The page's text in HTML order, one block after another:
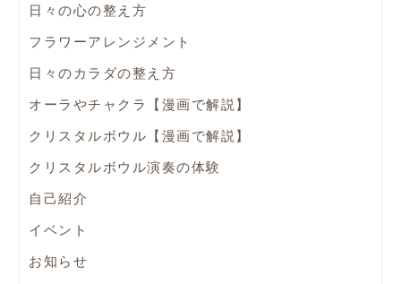
日々の心の整え方
フラワーアレンジメント
日々のカラダの整え方
オーラやチャクラ【漫画で解説】
クリスタルボウル【漫画で解説】
クリスタルボウル演奏の体験
自己紹介
イベント
お知らせ